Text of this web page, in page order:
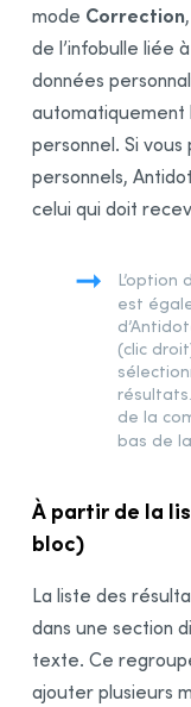
Gestion des
Partage des
Préparer le
Publier ses
S’abonner
Module Anglais
Synchronisation
Rectifications de
Remerciements
Bibliographie
mode Correction
de l’infobulle liée
données
automatiquement
personnel. Si
personnels,
celui qui doit
L’option
est
(clic
résultats
de la
bas de
À partir de la
bloc)
La liste des
dans une section
texte. Ce
ajouter plusieurs